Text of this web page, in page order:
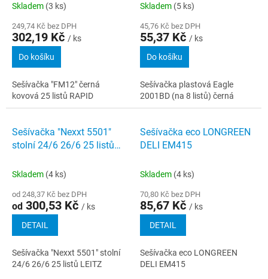
Skladem (3 ks)
249,74 Kč bez DPH
302,19 Kč / ks
Do košíku
Sešívačka "FM12" černá
kovová 25 listů RAPID
Skladem (5 ks)
45,76 Kč bez DPH
55,37 Kč / ks
Do košíku
Sešívačka plastová Eagle
2001BD (na 8 listů) černá
Sešívačka "Nexxt 5501"
stolní 24/6 26/6 25 listů
Skladem (4 ks)
od 248,37 Kč bez DPH
od 300,53 Kč / ks
DETAIL
Sešívačka "Nexxt 5501" stolní
24/6 26/6 25 listů LEITZ
Sešívačka eco LONGREEN
DELI EM415
Skladem (4 ks)
70,80 Kč bez DPH
85,67 Kč / ks
DETAIL
Sešívačka eco LONGREEN
DELI EM415